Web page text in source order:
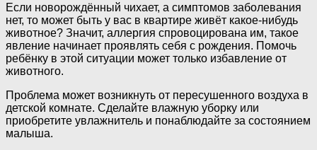
Если новорождённый чихает, а симптомов заболевания
нет, то может быть у вас в квартире живёт какое-нибудь
животное? Значит, аллергия спровоцирована им, такое
явление начинает проявлять себя с рождения. Помочь
ребёнку в этой ситуации может только избавление от
животного.
Проблема может возникнуть от пересушенного воздуха в
детской комнате. Сделайте влажную уборку или
приобретите увлажнитель и понаблюдайте за состоянием
малыша.